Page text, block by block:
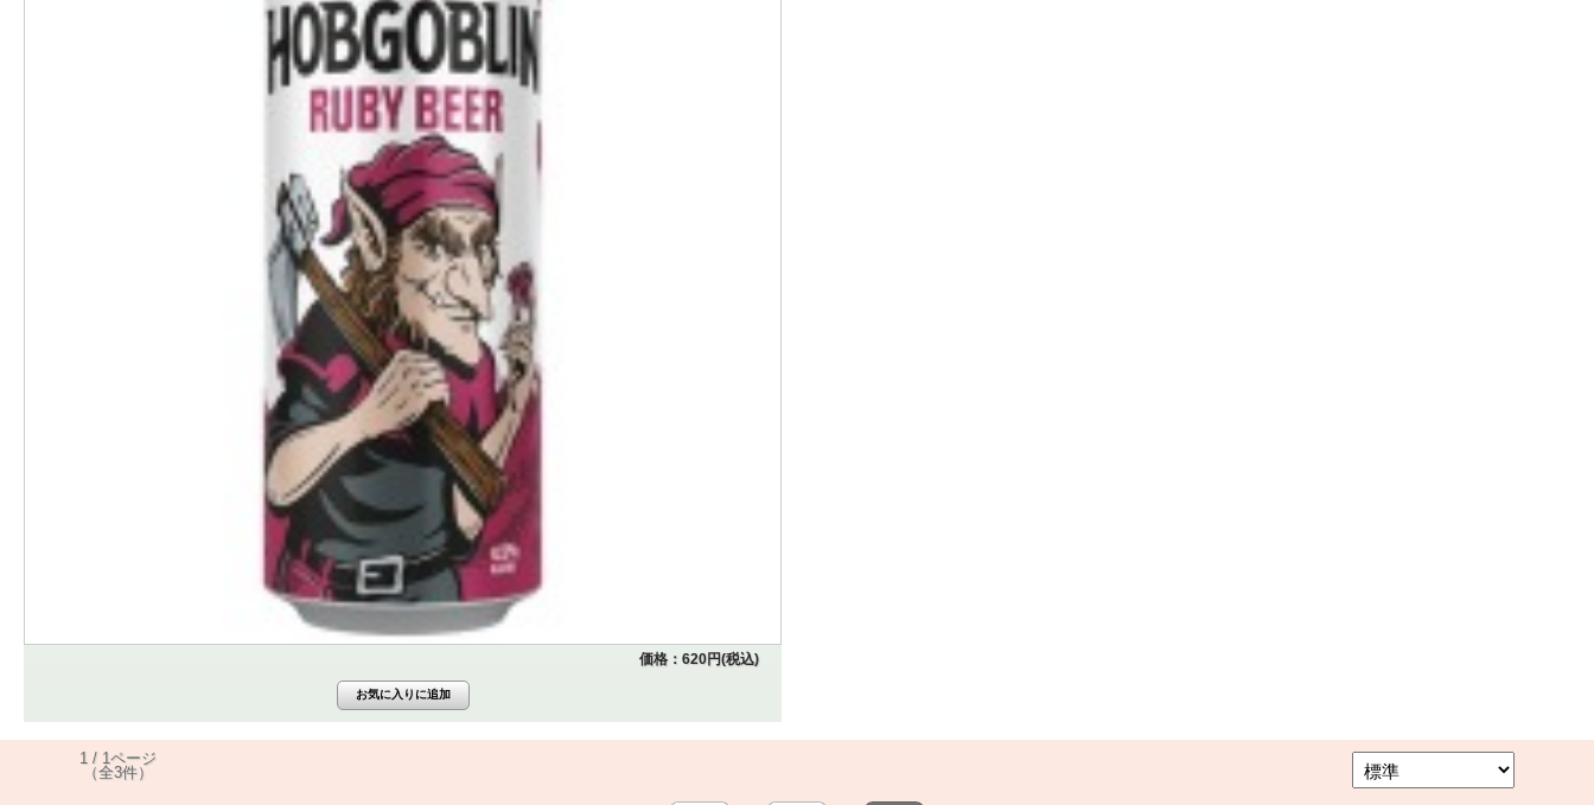
価格：620円(税込)
1 / 1ページ
（全3件）